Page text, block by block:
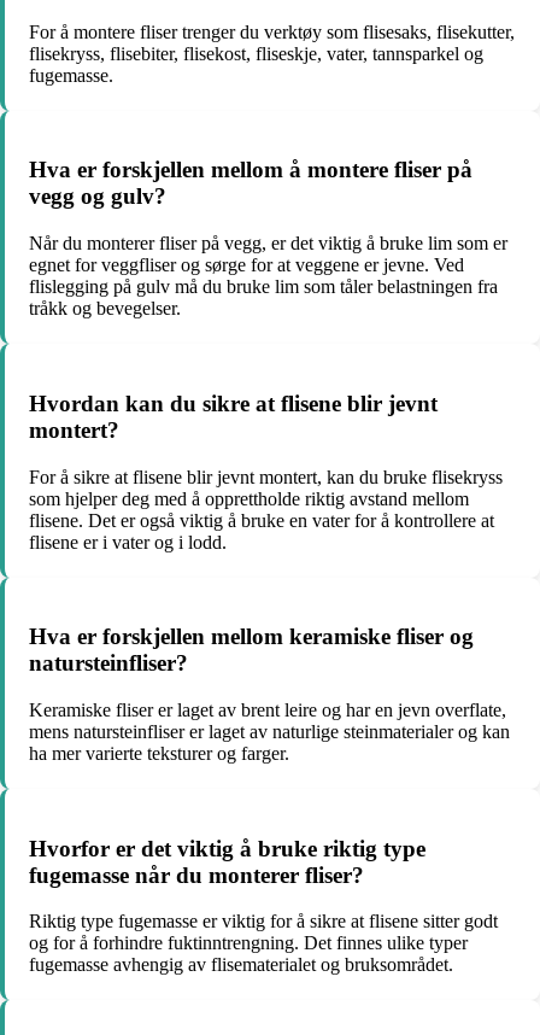
For å montere fliser trenger du verktøy som flisesaks, flisekutter,
flisekryss, flisebiter, flisekost, fliseskje, vater, tannsparkel og
fugemasse.
Hva er forskjellen mellom å montere fliser på
vegg og gulv?
Når du monterer fliser på vegg, er det viktig å bruke lim som er
egnet for veggfliser og sørge for at veggene er jevne. Ved
flislegging på gulv må du bruke lim som tåler belastningen fra
tråkk og bevegelser.
Hvordan kan du sikre at flisene blir jevnt
montert?
For å sikre at flisene blir jevnt montert, kan du bruke flisekryss
som hjelper deg med å opprettholde riktig avstand mellom
flisene. Det er også viktig å bruke en vater for å kontrollere at
flisene er i vater og i lodd.
Hva er forskjellen mellom keramiske fliser og
natursteinfliser?
Keramiske fliser er laget av brent leire og har en jevn overflate,
mens natursteinfliser er laget av naturlige steinmaterialer og kan
ha mer varierte teksturer og farger.
Hvorfor er det viktig å bruke riktig type
fugemasse når du monterer fliser?
Riktig type fugemasse er viktig for å sikre at flisene sitter godt
og for å forhindre fuktinntrengning. Det finnes ulike typer
fugemasse avhengig av flisematerialet og bruksområdet.